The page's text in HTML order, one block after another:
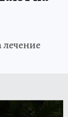
лечение